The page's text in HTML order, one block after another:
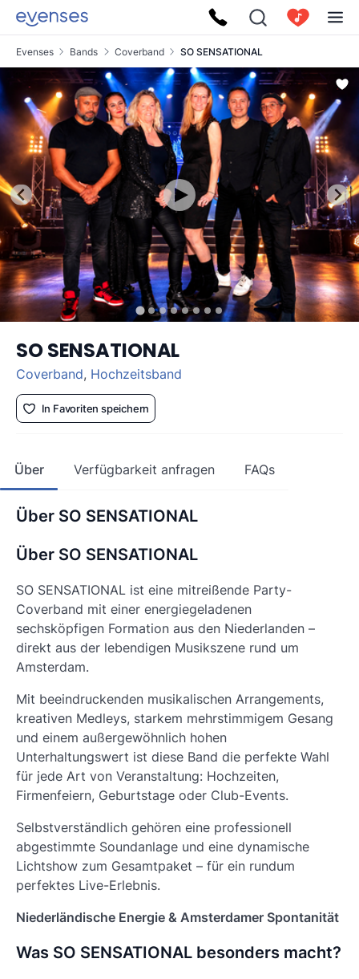
Evenses Bands Coverband SO SENSATIONAL
SO SENSATIONAL
Coverband, Hochzeitsband
In Favoriten speichern
Über Verfügbarkeit anfragen FAQs
Über SO SENSATIONAL
Über SO SENSATIONAL
SO SENSATIONAL ist eine mitreißende Party-
Coverband mit einer energiegeladenen
sechsköpfigen Formation aus den Niederlanden –
direkt aus der lebendigen Musikszene rund um
Amsterdam.
Mit beeindruckenden musikalischen Arrangements,
kreativen Medleys, starkem mehrstimmigem Gesang
und einem außergewöhnlich hohen
Unterhaltungswert ist diese Band die perfekte Wahl
für jede Art von Veranstaltung: Hochzeiten,
Firmenfeiern, Geburtstage oder Club-Events.
Selbstverständlich gehören eine professionell
abgestimmte Soundanlage und eine dynamische
Lichtshow zum Gesamtpaket – für ein rundum
perfektes Live-Erlebnis.
Niederländische Energie & Amsterdamer Spontanität
Was SO SENSATIONAL besonders macht?